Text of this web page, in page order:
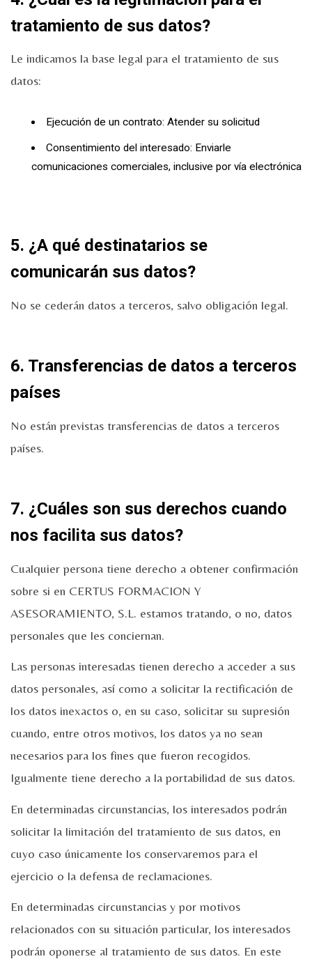
tratamiento de sus datos?
Le indicamos la base legal para el tratamiento de sus
datos:
Ejecución de un contrato: Atender su solicitud
Consentimiento del interesado: Enviarle
comunicaciones comerciales, inclusive por vía electrónica
5. ¿A qué destinatarios se
comunicarán sus datos?
No se cederán datos a terceros, salvo obligación legal.
6. Transferencias de datos a terceros
países
No están previstas transferencias de datos a terceros
países.
7. ¿Cuáles son sus derechos cuando
nos facilita sus datos?
Cualquier persona tiene derecho a obtener confirmación
sobre si en CERTUS FORMACION Y
ASESORAMIENTO, S.L. estamos tratando, o no, datos
personales que les conciernan.
Las personas interesadas tienen derecho a acceder a sus
datos personales, así como a solicitar la rectificación de
los datos inexactos o, en su caso, solicitar su supresión
cuando, entre otros motivos, los datos ya no sean
necesarios para los fines que fueron recogidos.
Igualmente tiene derecho a la portabilidad de sus datos.
En determinadas circunstancias, los interesados podrán
solicitar la limitación del tratamiento de sus datos, en
cuyo caso únicamente los conservaremos para el
ejercicio o la defensa de reclamaciones.
En determinadas circunstancias y por motivos
relacionados con su situación particular, los interesados
podrán oponerse al tratamiento de sus datos. En este